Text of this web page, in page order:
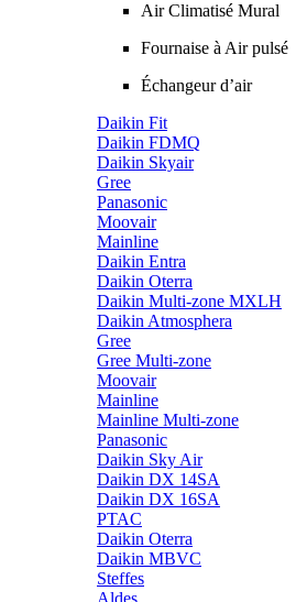
Air Climatisé Mural
Fournaise à Air pulsé
Échangeur d’air
Daikin Fit
Daikin FDMQ
Daikin Skyair
Gree
Panasonic
Moovair
Mainline
Daikin Entra
Daikin Oterra
Daikin Multi-zone MXLH
Daikin Atmosphera
Gree
Gree Multi-zone
Moovair
Mainline
Mainline Multi-zone
Panasonic
Daikin Sky Air
Daikin DX 14SA
Daikin DX 16SA
PTAC
Daikin Oterra
Daikin MBVC
Steffes
Aldes